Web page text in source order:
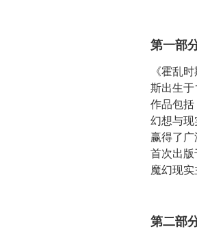
第一部
《霍乱
斯出生
作品包
幻想与
赢得了
首次出
魔幻现
第二部